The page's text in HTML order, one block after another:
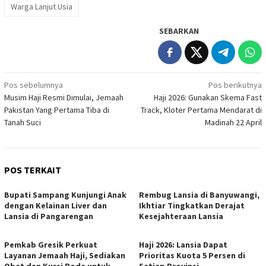
Warga Lanjut Usia
SEBARKAN
Navigasi
pos
Pos sebelumnya
Musim Haji Resmi Dimulai, Jemaah
Pakistan Yang Pertama Tiba di
Tanah Suci
Pos berikutnya
Haji 2026: Gunakan Skema Fast
Track, Kloter Pertama Mendarat di
Madinah 22 April
POS TERKAIT
Bupati Sampang Kunjungi Anak
dengan Kelainan Liver dan
Lansia di Pangarengan
Rembug Lansia di Banyuwangi,
Ikhtiar Tingkatkan Derajat
Kesejahteraan Lansia
Pemkab Gresik Perkuat
Layanan Jemaah Haji, Sediakan
Haji 2026: Lansia Dapat
Prioritas Kuota 5 Persen di